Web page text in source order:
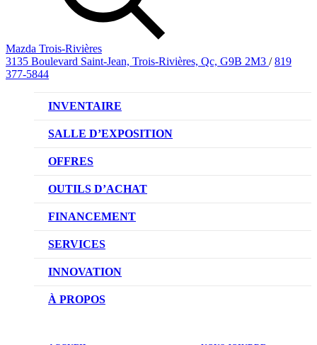
Mazda Trois-Rivières
3135 Boulevard Saint-Jean, Trois-Rivières, Qc, G9B 2M3 / 819
377-5844
INVENTAIRE
VÉHICULES NEUFS
VÉHICULES D’OCCASION
SALLE D’EXPOSITION
OFFRES
OFFRES DU CONCESSIONNAIRE
OUTILS D’ACHAT
CONFIGUREZ VOTRE VÉHICULE
RÉSERVEZ UN ESSAI ROUTIER
DEMANDEZ UN PRIX
FINANCEMENT
NOTRE DIFFÉRENCE
DEMANDE DE CRÉDIT AUTO
SERVICES
NOTRE PROMESSE
PRENDRE UN RENDEZ-VOUS
INNOVATION
TECHNOLOGIE SKYACTIV
À PROPOS